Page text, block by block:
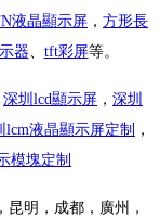
液晶顯示屏 ， 方形長
器 tft彩屏等。
深圳lcd顯示屏 ， 深圳
lcm液晶顯示屏定制 ，
模塊定制
， 昆明 ， 成都 ，廣州，